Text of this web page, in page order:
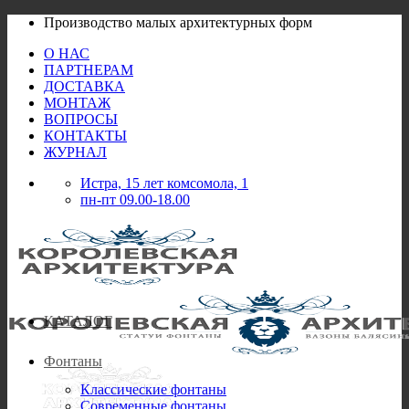
Skip
content
Производство малых архитектурных форм
О НАС
ПАРТНЕРАМ
ДОСТАВКА
МОНТАЖ
ВОПРОСЫ
КОНТАКТЫ
ЖУРНАЛ
Истра, 15 лет комсомола, 1
пн-пт 09.00-18.00
КАТАЛОГ
Фонтаны
Классические фонтаны
Современные фонтаны